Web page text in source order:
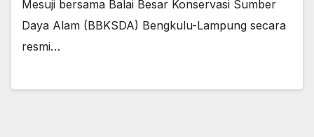
Mesuji bersama Balai Besar Konservasi Sumber
Daya Alam (BBKSDA) Bengkulu-Lampung secara
resmi…